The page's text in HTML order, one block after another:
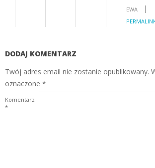
EWA
DODAJ KOMENTARZ
Twój adres email nie zostanie opublikowany.
oznaczone *
Komentarz
*